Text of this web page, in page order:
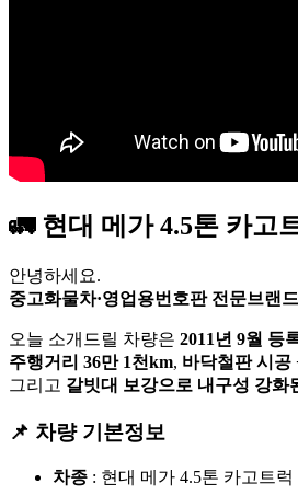
🚛 현대 메가 4.5톤 카고
안녕하세요.
중고화물차·영업용번호판 전문브랜
오늘 소개드릴 차량은 2011년 9월 등
주행거리 36만 1천km, 바닥철판 시공
그리고 갈빗대 보강으로 내구성 강화
📌 차량 기본정보
차종 : 현대 메가 4.5톤 카고트럭